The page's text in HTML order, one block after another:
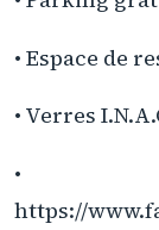
• Espace de
• Verres
•
https://